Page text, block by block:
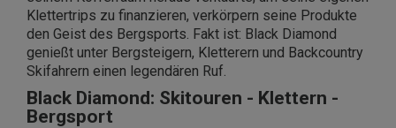
Klettertrips zu finanzieren, verkörpern seine Produkte
den Geist des Bergsports. Fakt ist: Black Diamond
genießt unter Bergsteigern, Kletterern und Backcountry
Skifahrern einen legendären Ruf.
Black Diamond: Skitouren - Klettern -
Bergsport